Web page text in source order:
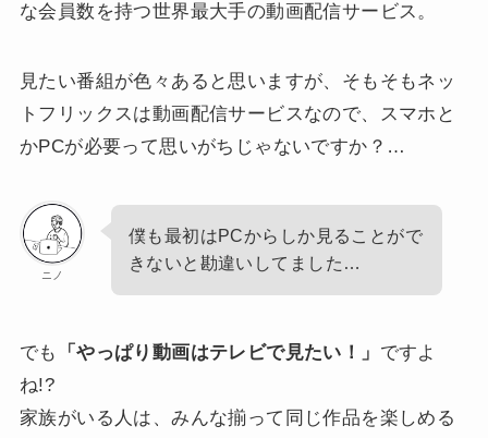
な会員数を持つ世界最大手の動画配信サービス。
見たい番組が色々あると思いますが、そもそもネッ
トフリックスは動画配信サービスなので、スマホと
かPCが必要って思いがちじゃないですか？…
ニノ
僕も最初はPCからしか見ることがで
きないと勘違いしてました…
でも 「やっぱり動画はテレビで見たい！」 ですよ
ね!?
家族がいる人は、みんな揃って同じ作品を楽しめる